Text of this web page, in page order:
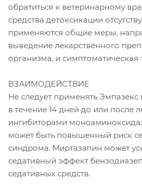
обратиться к ветеринарному
средства детоксикации
применяются общие меры,
выведение лекарственного
организма, и симптоматическая
ВЗАИМОДЕЙСТВИЕ
Не следует применять
в течение 14 дней до или после
ингибиторами
может быть повышенный риск
синдрома. Миртазапин может
седативный эффект
седативных средств.